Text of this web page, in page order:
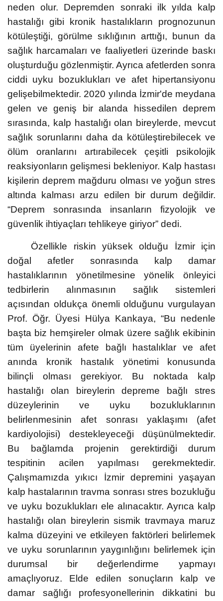
neden olur. Depremden sonraki ilk yılda kalp
hastalığı gibi kronik hastalıkların prognozunun
kötüleştiği, görülme sıklığının arttığı, bunun da
sağlık harcamaları ve faaliyetleri üzerinde baskı
oluşturduğu gözlenmiştir. Ayrıca afetlerden sonra
ciddi uyku bozuklukları ve afet hipertansiyonu
gelişebilmektedir. 2020 yılında İzmir'de meydana
gelen ve geniş bir alanda hissedilen deprem
sırasında, kalp hastalığı olan bireylerde, mevcut
sağlık sorunlarını daha da kötüleştirebilecek ve
ölüm oranlarını artırabilecek çeşitli psikolojik
reaksiyonların gelişmesi bekleniyor. Kalp hastası
kişilerin deprem mağduru olması ve yoğun stres
altında kalması arzu edilen bir durum değildir.
“Deprem sonrasında insanların fizyolojik ve
güvenlik ihtiyaçları tehlikeye giriyor” dedi.
Özellikle riskin yüksek olduğu İzmir için
doğal afetler sonrasında kalp damar
hastalıklarının yönetilmesine yönelik önleyici
tedbirlerin alınmasının sağlık sistemleri
açısından oldukça önemli olduğunu vurgulayan
Prof. Öğr. Üyesi Hülya Kankaya, “Bu nedenle
başta biz hemşireler olmak üzere sağlık ekibinin
tüm üyelerinin afete bağlı hastalıklar ve afet
anında kronik hastalık yönetimi konusunda
bilinçli olması gerekiyor. Bu noktada kalp
hastalığı olan bireylerin depreme bağlı stres
düzeylerinin ve uyku bozukluklarının
belirlenmesinin afet sonrası yaklaşımı (afet
kardiyolojisi) destekleyeceği düşünülmektedir.
Bu bağlamda projenin gerektirdiği durum
tespitinin acilen yapılması gerekmektedir.
Çalışmamızda yıkıcı İzmir depremini yaşayan
kalp hastalarının travma sonrası stres bozukluğu
ve uyku bozuklukları ele alınacaktır. Ayrıca kalp
hastalığı olan bireylerin sismik travmaya maruz
kalma düzeyini ve etkileyen faktörleri belirlemek
ve uyku sorunlarının yaygınlığını belirlemek için
durumsal bir değerlendirme yapmayı
amaçlıyoruz. Elde edilen sonuçların kalp ve
damar sağlığı profesyonellerinin dikkatini bu